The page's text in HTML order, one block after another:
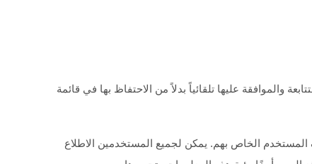
والموافقة عليها تلقائياً بدلاً من الاحتفاظ بها في قائمة
المستخدم الخاص بهم. يمكن لجميع المستخدمين الاطلاع